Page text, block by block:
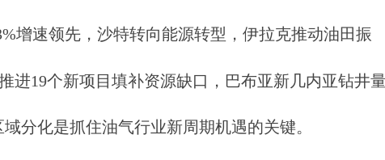
增速领先，沙特转向能源转型，伊拉克推动油田振
进19个新项目填补资源缺口，巴布亚新几内亚钻井
分化是抓住油气行业新周期机遇的关键。